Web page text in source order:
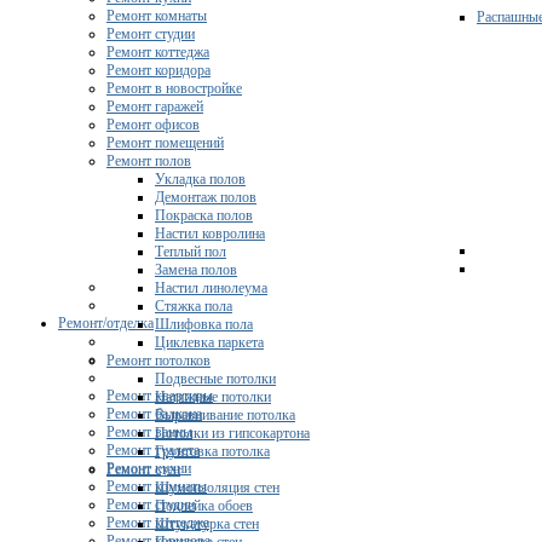
Ремонт/отделка
Ремонт квартиры
Ремонт балкона
Ремонт ванны
Ремонт туалета
Ремонт кухни
Ремонт комнаты
Ремонт студии
Ремонт коттеджа
Ремонт комнаты
Ремонт студии
Ремонт коттеджа
Ремонт коридора
Ремонт в новостройке
Ремонт гаражей
Ремонт офисов
Ремонт помещений
Ремонт полов
Укладка полов
Демонтаж полов
Покраска полов
Настил ковролина
Теплый пол
Замена полов
Настил линолеума
Стяжка пола
Шлифовка пола
Циклевка паркета
Ремонт потолков
Подвесные потолки
Натяжные потолки
Выравнивание потолка
Потолки из гипсокартона
Грунтовка потолка
Ремонт стен
Шумоизоляция стен
Поклейка обоев
Штукатурка стен